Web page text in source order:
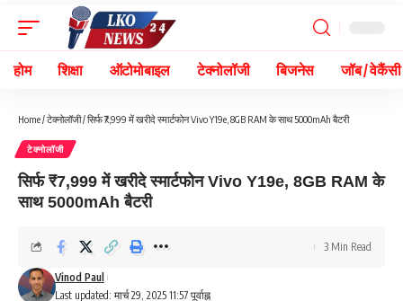
होम शिक्षा ऑटोमोबाइल टेक्नोलॉजी बिजनेस जॉब / वेकैंसी
Home/टेक्नोलॉजी/सिर्फ ₹7,999 में खरीदे स्मार्टफोन Vivo Y19e, 8GB RAM के साथ 5000mAh बैटरी
टेक्नोलॉजी
सिर्फ ₹7,999 में खरीदे स्मार्टफोन Vivo Y19e, 8GB RAM के
साथ 5000mAh बैटरी
Last updated: मार्च 29, 2025 11:57 पूर्वाह्न
Vinod Paul
3 Min Read